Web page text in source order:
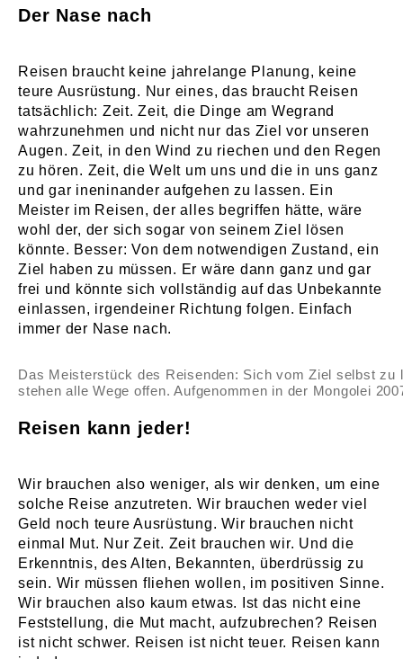
Der Nase nach
Reisen braucht keine jahrelange Planung, keine
teure Ausrüstung. Nur eines, das braucht Reisen
tatsächlich: Zeit. Zeit, die Dinge am Wegrand
wahrzunehmen und nicht nur das Ziel vor unseren
Augen. Zeit, in den Wind zu riechen und den Regen
zu hören. Zeit, die Welt um uns und die in uns ganz
und gar ineninander aufgehen zu lassen. Ein
Meister im Reisen, der alles begriffen hätte, wäre
wohl der, der sich sogar von seinem Ziel lösen
könnte. Besser: Von dem notwendigen Zustand, ein
Ziel haben zu müssen. Er wäre dann ganz und gar
frei und könnte sich vollständig auf das Unbekannte
einlassen, irgendeiner Richtung folgen. Einfach
immer der Nase nach.
Das Meisterstück des Reisenden: Sich vom Ziel selbst zu
stehen alle Wege offen. Aufgenommen in der Mongolei
Reisen kann jeder!
Wir brauchen also weniger, als wir denken, um eine
solche Reise anzutreten. Wir brauchen weder viel
Geld noch teure Ausrüstung. Wir brauchen nicht
einmal Mut. Nur Zeit. Zeit brauchen wir. Und die
Erkenntnis, des Alten, Bekannten, überdrüssig zu
sein. Wir müssen fliehen wollen, im positiven Sinne.
Wir brauchen also kaum etwas. Ist das nicht eine
Feststellung, die Mut macht, aufzubrechen? Reisen
ist nicht schwer. Reisen ist nicht teuer. Reisen kann